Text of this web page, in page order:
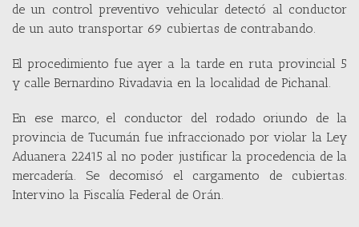
de un control preventivo vehicular detectó al conductor
de un auto transportar 69 cubiertas de contrabando.
El procedimiento fue ayer a la tarde en ruta provincial 5
y calle Bernardino Rivadavia en la localidad de Pichanal.
En ese marco, el conductor del rodado oriundo de la
provincia de Tucumán fue infraccionado por violar la Ley
Aduanera 22415 al no poder justificar la procedencia de la
mercadería. Se decomisó el cargamento de cubiertas.
Intervino la Fiscalía Federal de Orán.